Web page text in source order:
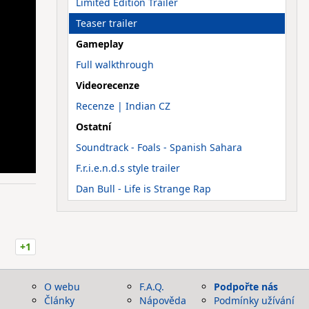
+1
Teaser trailer
Gameplay
Full walkthrough
Videorecenze
Recenze | Indian CZ
Ostatní
Soundtrack - Foals - Spanish Sahara
F.r.i.e.n.d.s style trailer
Dan Bull - Life is Strange Rap
O webu
Články
F.A.Q.
Nápověda
Podpořte nás
Podmínky užívání